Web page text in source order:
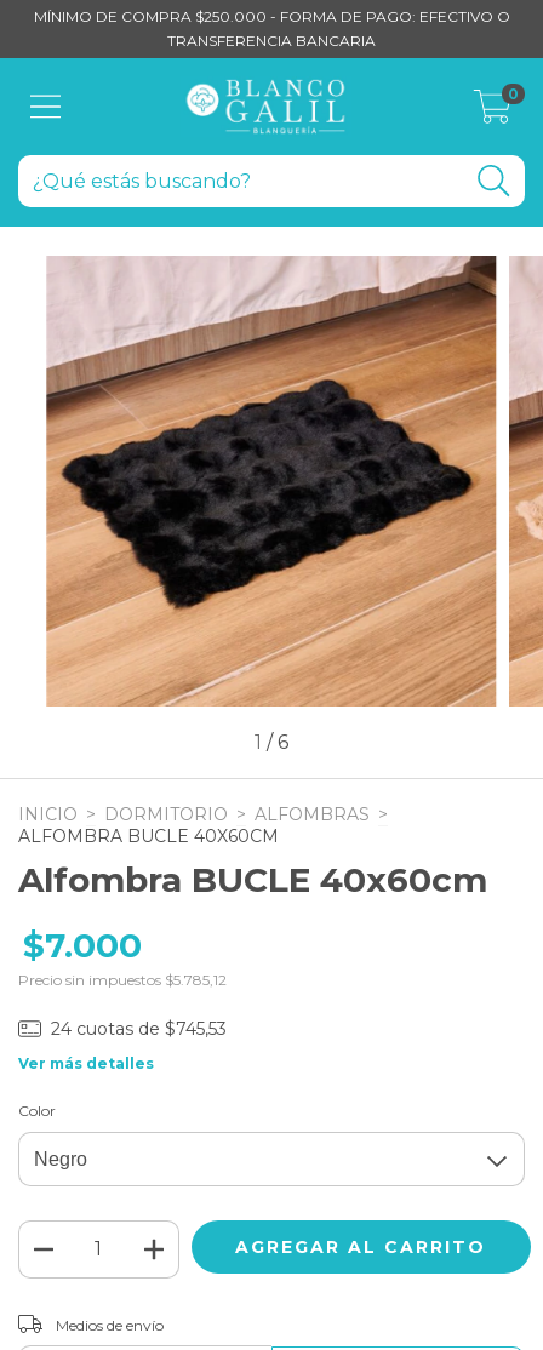
MÍNIMO DE COMPRA $250.000 - FORMA DE PAGO: EFECTIVO O
TRANSFERENCIA BANCARIA
0
1 /6
INICIO > DORMITORIO > ALFOMBRAS >
ALFOMBRA BUCLE 40X60CM
Alfombra BUCLE 40x60cm
$7.000
Precio sin impuestos $5.785,12
24 cuotas de $745,53
Ver más detalles
Color
Entregas para el CP:
Medios de envío